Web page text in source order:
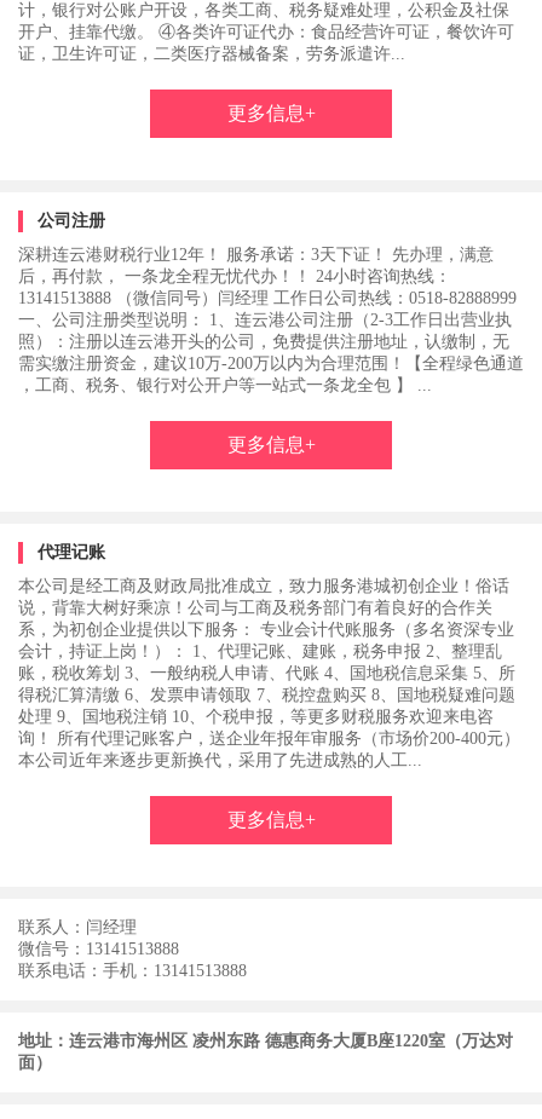
计，银行对公账户开设，各类工商、税务疑难处理，公积金及社保
开户、挂靠代缴。 ④各类许可证代办：食品经营许可证，餐饮许可
证，卫生许可证，二类医疗器械备案，劳务派遣许...
更多信息+
公司注册
深耕连云港财税行业12年！ 服务承诺：3天下证！ 先办理，满意
后，再付款， 一条龙全程无忧代办！！ 24小时咨询热线：
13141513888 （微信同号）闫经理 工作日公司热线：0518-82888999
一、公司注册类型说明： 1、连云港公司注册（2-3工作日出营业执
照）：注册以连云港开头的公司，免费提供注册地址，认缴制，无
需实缴注册资金，建议10万-200万以内为合理范围！【全程绿色通道
，工商、税务、银行对公开户等一站式一条龙全包 】 ...
更多信息+
代理记账
本公司是经工商及财政局批准成立，致力服务港城初创企业！俗话
说，背靠大树好乘凉！公司与工商及税务部门有着良好的合作关
系，为初创企业提供以下服务： 专业会计代账服务（多名资深专业
会计，持证上岗！）： 1、代理记账、建账，税务申报 2、整理乱
账，税收筹划 3、一般纳税人申请、代账 4、国地税信息采集 5、所
得税汇算清缴 6、发票申请领取 7、税控盘购买 8、国地税疑难问题
处理 9、国地税注销 10、个税申报，等更多财税服务欢迎来电咨
询！ 所有代理记账客户，送企业年报年审服务（市场价200-400元）
本公司近年来逐步更新换代，采用了先进成熟的人工...
更多信息+
联系人：闫经理
微信号：13141513888
联系电话：手机：13141513888
地址：连云港市海州区 凌州东路 德惠商务大厦B座1220室（万达对
面）